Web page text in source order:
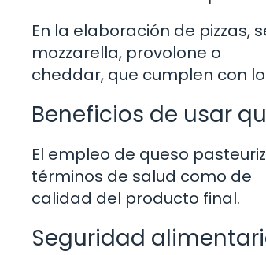
En la elaboración de
mozzarella, provolone o
cheddar, que cumplen con
Beneficios de usar
El empleo de queso
términos de salud como de
calidad del producto final.
Seguridad